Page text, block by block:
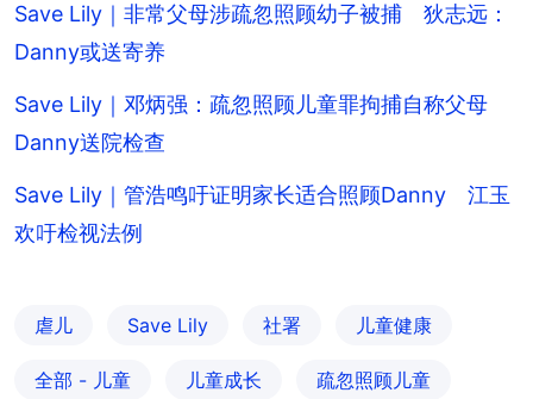
Save Lily｜非常父母涉疏忽照顾幼子被捕 狄志远：
Danny或送寄养
Save Lily｜邓炳强：疏忽照顾儿童罪拘捕自称父母
Danny送院检查
Save Lily｜管浩鸣吁证明家长适合照顾Danny 江玉
欢吁检视法例
虐儿 Save Lily 社署 儿童健康
全部 - 儿童 儿童成长 疏忽照顾儿童